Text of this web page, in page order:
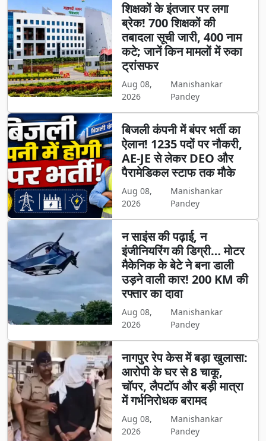
शिक्षकों के इंतजार पर लगा
ब्रेक! 700 शिक्षकों की
तबादला सूची जारी, 400 नाम
कटे; जानें किन मामलों में रुका
ट्रांसफर
Aug 08,
2026
Manishankar
Pandey
बिजली कंपनी में बंपर भर्ती का
ऐलान! 1235 पदों पर नौकरी,
AE-JE से लेकर DEO और
पैरामेडिकल स्टाफ तक मौके
Aug 08,
2026
Manishankar
Pandey
न साइंस की पढ़ाई, न
इंजीनियरिंग की डिग्री… मोटर
मैकेनिक के बेटे ने बना डाली
उड़ने वाली कार! 200 KM की
रफ्तार का दावा
Aug 08,
2026
Manishankar
Pandey
नागपुर रेप केस में बड़ा खुलासा:
आरोपी के घर से 8 चाकू,
चॉपर, लैपटॉप और बड़ी मात्रा
में गर्भनिरोधक बरामद
Aug 08,
2026
Manishankar
Pandey